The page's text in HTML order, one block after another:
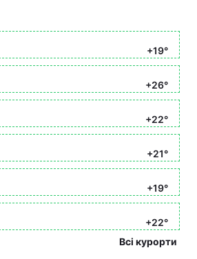
+19°
+26°
+22°
+21°
+19°
+22°
Всі курорти